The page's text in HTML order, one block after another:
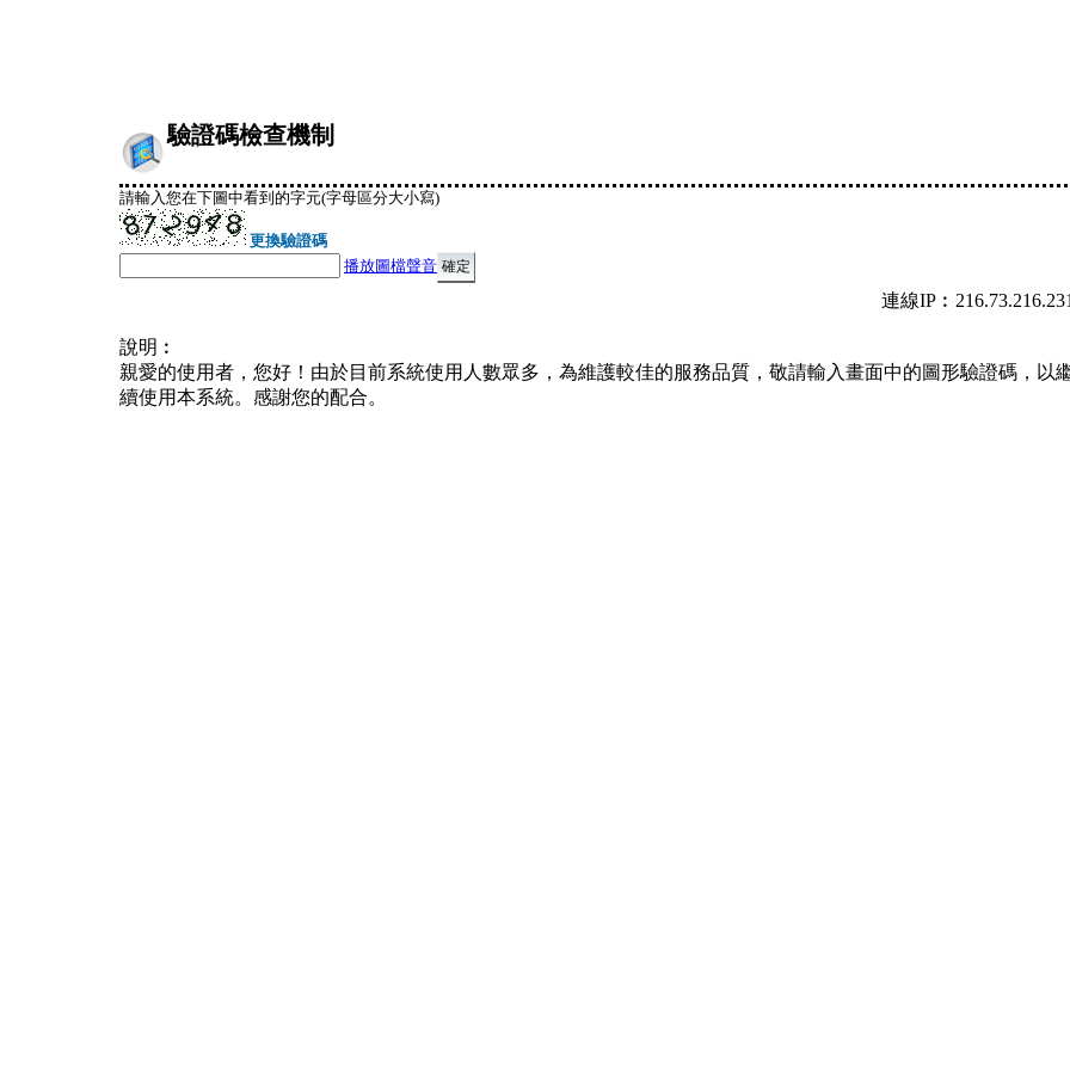
驗證碼檢查機制
請輸入您在下圖中看到的字元(字母區分大小寫)
更換驗證碼
播放圖檔聲音
連線
說明︰
親愛的使用者，您好！由於目前系統使用人數眾多，為維護較佳的服務品質，敬請輸入畫面中的圖形驗證碼，以
續使用本系統。感謝您的配合。